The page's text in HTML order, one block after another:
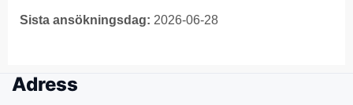
Sista ansökningsdag: 2026-06-28
Adress